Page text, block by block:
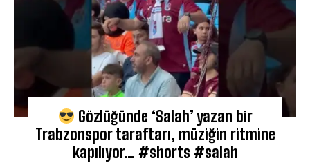
Gözlüğünde ‘Salah’ yazan bir
Trabzonspor taraftarı, müziğin ritmine
kapılıyor… #shorts #salah